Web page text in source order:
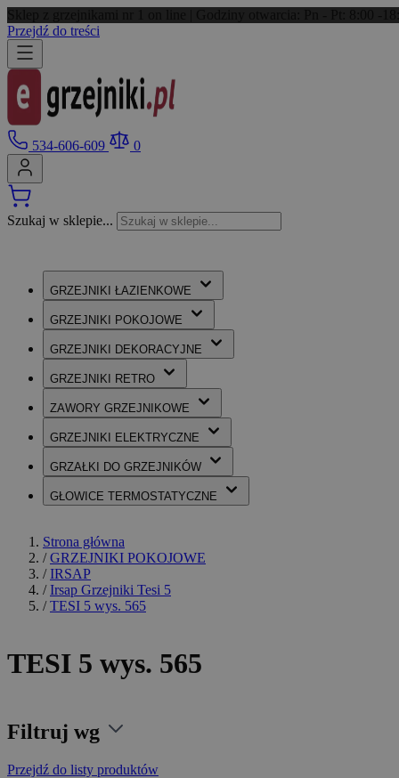
Przejdź do treści
534-606-609 0
Szukaj w sklepie...
GRZEJNIKI ŁAZIENKOWE
GRZEJNIKI POKOJOWE
GRZEJNIKI DEKORACYJNE
GRZEJNIKI RETRO
ZAWORY GRZEJNIKOWE
GRZEJNIKI ELEKTRYCZNE
GRZAŁKI DO GRZEJNIKÓW
GŁOWICE TERMOSTATYCZNE
Strona główna
/ GRZEJNIKI POKOJOWE
/ IRSAP
/ Irsap Grzejniki Tesi 5
/ TESI 5 wys. 565
TESI 5 wys. 565
Filtruj wg
Przejdź do listy produktów